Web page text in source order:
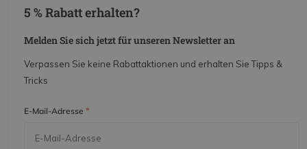
Wieviele Lampen benötigen Sie
für Ihren Weihnachtsbaum?
5 % Rabatt erhalten?
Melden Sie sich jetzt für unseren Newsletter an
Verpassen Sie keine Rabattaktionen und erhalten Sie Tipps &
Tricks
E-Mail-Adresse *